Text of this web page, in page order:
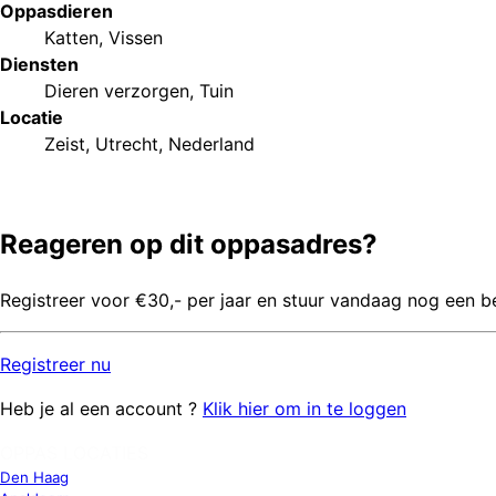
Oppasdieren
Katten, Vissen
Diensten
Dieren verzorgen, Tuin
Locatie
Zeist, Utrecht, Nederland
Reageren op dit oppasadres?
Registreer voor €30,- per jaar en stuur vandaag nog een
Registreer nu
Heb je al een account ? Klik hier om in te loggen
Den Haag